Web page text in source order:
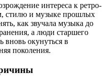
интереса к ретро-
стилю и музыке прошлых
как звучала музыка до
а люди старшего
вновь окунуться в
поколения.